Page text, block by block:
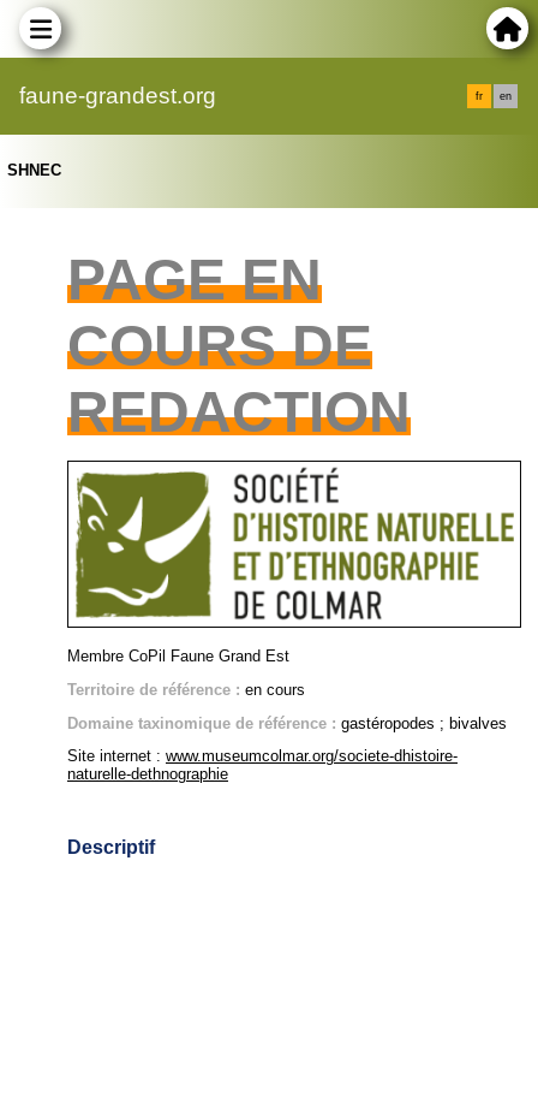
faune-grandest.org fr en
SHNEC
PAGE EN
COURS DE
REDACTION
Membre CoPil Faune Grand Est
Territoire de référence : en cours
Domaine taxinomique de référence : gastéropodes ; bivalves
Site internet : www.museumcolmar.org/societe-dhistoire-
naturelle-dethnographie
Descriptif